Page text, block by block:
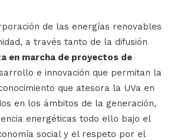
de las energías renovables
a través tanto de la difusión
en marcha de proyectos de
e innovación que permitan la
que atesora la UVa en
en los ámbitos de la generación,
energéticas todo ello bajo el
social y el respeto por el